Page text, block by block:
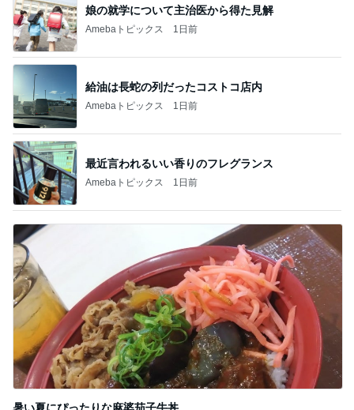
娘の就学について主治医から得た見解
Amebaトピックス 1日前
給油は長蛇の列だったコストコ店内
Amebaトピックス 1日前
最近言われるいい香りのフレグランス
Amebaトピックス 1日前